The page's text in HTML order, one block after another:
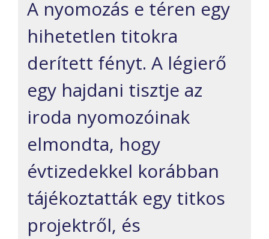
A nyomozás e téren egy
hihetetlen titokra
derített fényt. A légierő
egy hajdani tisztje az
iroda nyomozóinak
elmondta, hogy
évtizedekkel korábban
tájékoztatták egy titkos
projektről, és